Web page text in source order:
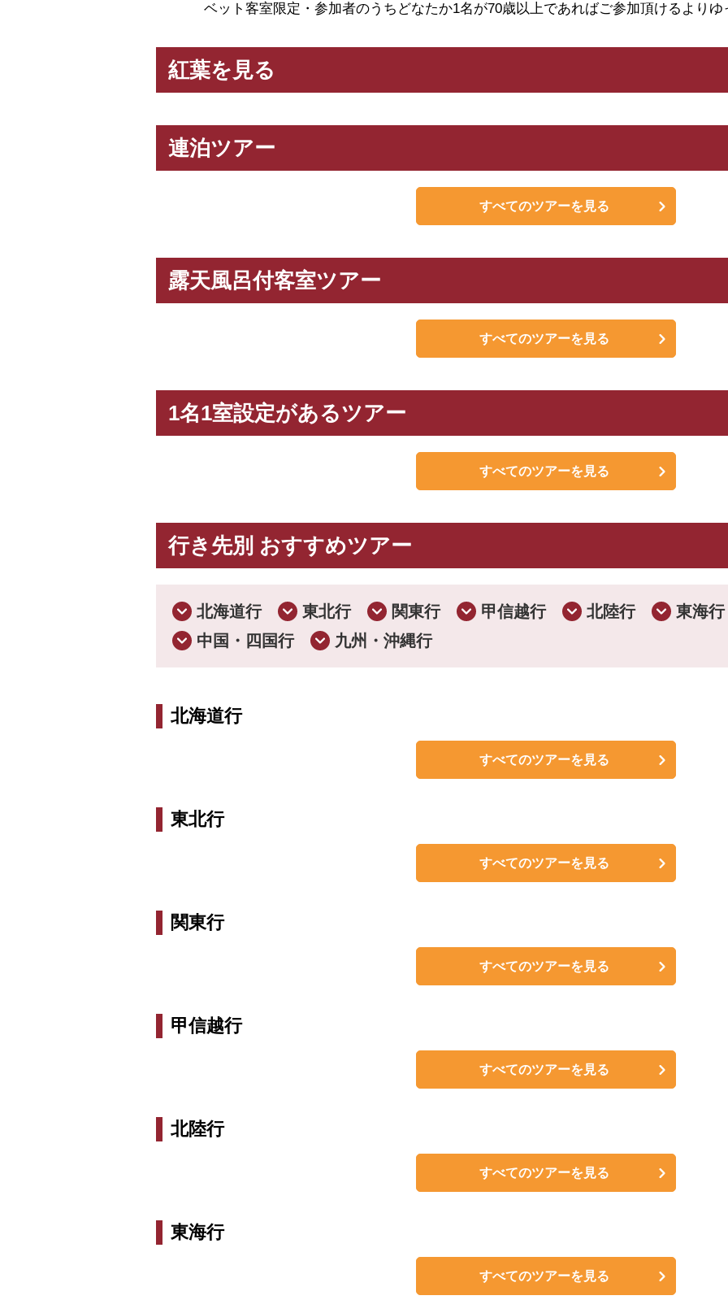
9.バス座席はおひとり様2席利用
※一部例外があります
「ロイヤル・グランステージ四季の華」9つのこだわりとお約束の詳細はこちら
ロイヤルクルーザー四季の華（バスの旅）
旅のお約束
1.眺望のよい大きな窓と広々ゆとりのバス
2.化粧台付きゆっ
3.急な雨や日差しにも対応可能な傘、ひざ
かけの貸出サービス
に、スリッパとお
※バスガイドはコースにより一部同行となる場合があります
※代表者様におかけします。ご不在時は前日21時までをめどに数回おかけします
「ロイヤルクルーザー四季の華」のお約束の詳細はこちら
ベット客室限定・参加者のうちどなたか1名が70歳以上であればご参加頂けるより
紅葉を見る
連泊ツアー
すべてのツアーを見る
露天風呂付客室ツアー
すべてのツアーを見る
1名1室設定があるツアー
すべてのツアーを見る
行き先別 おすすめツアー
北海道行 東北行 関東行 甲信越行 北陸行 東海行
中国・四国行
九州・沖縄行
北海道行
すべてのツアーを見る
東北行
すべてのツアーを見る
関東行
すべてのツアーを見る
甲信越行
すべてのツアーを見る
北陸行
すべてのツアーを見る
東海行
すべてのツアーを見る